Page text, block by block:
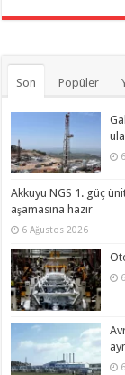
Son Popüler
Akkuyu NGS 1. güç
aşamasına hazır
6 Ağustos 2026